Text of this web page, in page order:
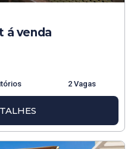
á venda
2 Vagas